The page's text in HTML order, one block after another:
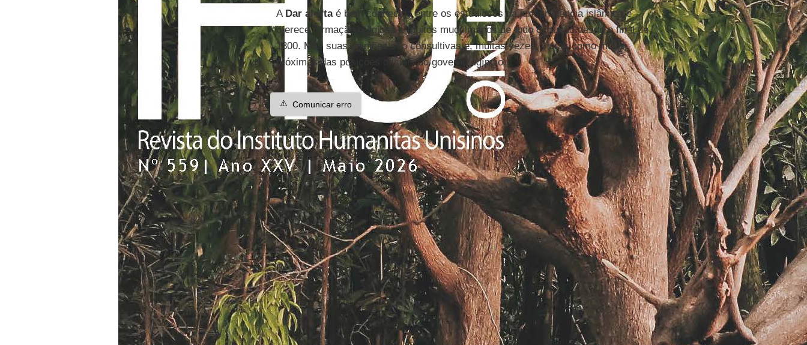
A Dar al-Iftaé bem conhecida entre os estudiosos da jurisprudência islâmica e
oferece formação religiosa a muitos muçulmanos de todo o mundo desde o final de
1800. Mas suas opiniões são consultivas e, muitas vezes, vistas como muito
próximas das posições oficiais do governo egípcio.
⚠️ Comunicar erro